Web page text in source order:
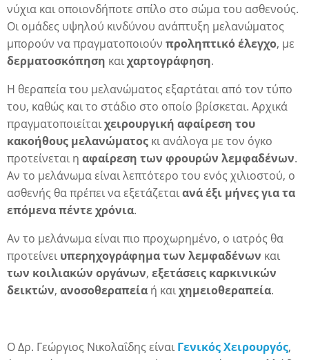
νύχια και οποιονδήποτε σπίλο στο σώμα του ασθενούς.
Οι ομάδες υψηλού κινδύνου ανάπτυξη μελανώματος
μπορούν να πραγματοποιούν προληπτικό έλεγχο, με
δερματοσκόπηση καιχαρτογράφηση.
Η θεραπεία του μελανώματος εξαρτάται από τον τύπο
του, καθώς και το στάδιο στο οποίο βρίσκεται. Αρχικά
πραγματοποιείταιχειρουργική αφαίρεση του
κακοήθους μελανώματος κι ανάλογα με τον όγκο
προτείνεται η αφαίρεση των φρουρών λεμφαδένων.
Αν το μελάνωμα είναι λεπτότερο του ενός χιλιοστού, ο
ασθενής θα πρέπει να εξετάζεταιανά έξι μήνες για τα
επόμενα πέντε χρόνια.
Αν το μελάνωμα είναι πιο προχωρημένο, ο ιατρός θα
προτείνει υπερηχογράφημα των λεμφαδένων και
των κοιλιακών οργάνων, εξετάσεις καρκινικών
δεικτών, ανοσοθεραπεία ή καιχημειοθεραπεία.
Ο Δρ. Γεώργιος Νικολαΐδης είναι Γενικός Χειρουργός,